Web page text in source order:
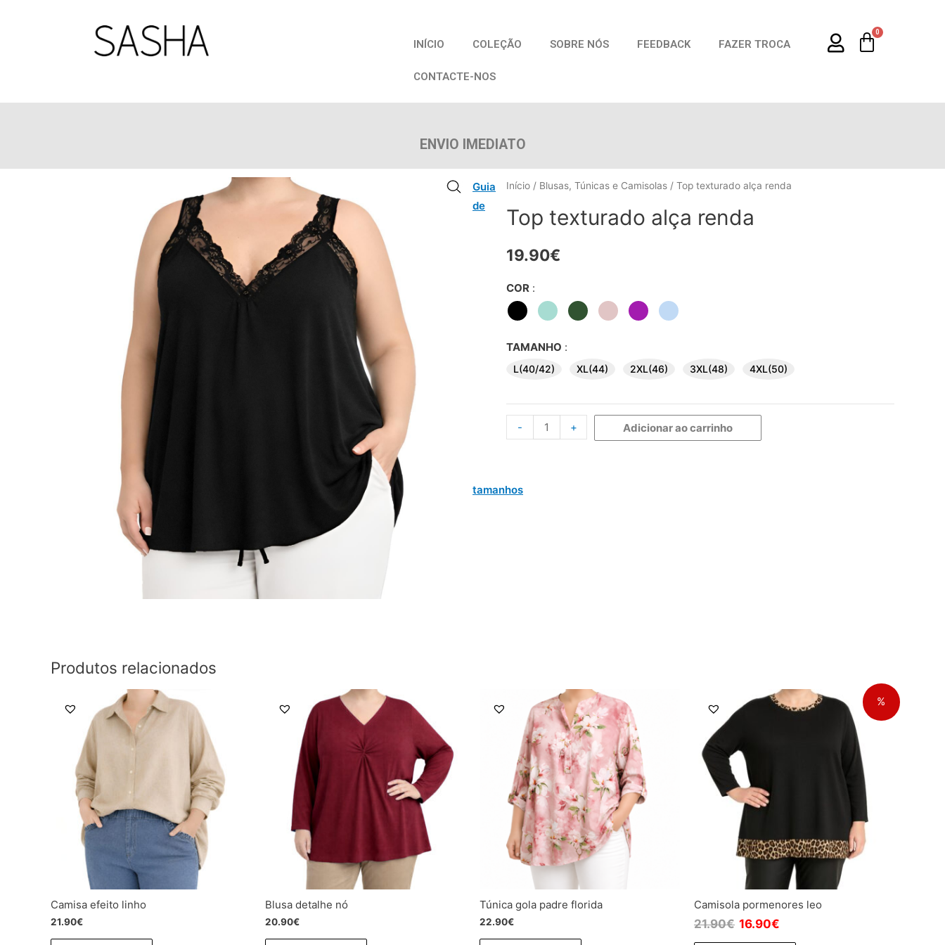
INÍCIO COLEÇÃO SOBRE NÓS FEEDBACK FAZER TROCA
CONTACTE-NOS
0
ENVIO IMEDIATO
Início / Blusas, Túnicas e Camisolas / Top texturado alça renda
Top texturado alça renda
19.90€
COR :
TAMANHO :
L(40/42) XL(44) 2XL(46) 3XL(48) 4XL(50)
- + Adicionar ao carrinho
Guia
de
tamanhos
Produtos relacionados
Camisa efeito linho
21.90€
Blusa detalhe nó
20.90€
Túnica gola padre florida
22.90€
%
Camisola pormenores leo
21.90€ 16.90€